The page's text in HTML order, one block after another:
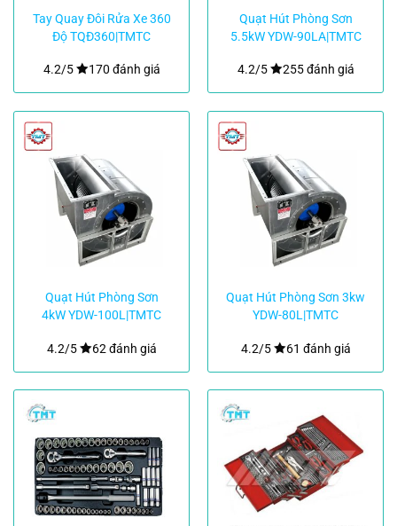
Tay Quay Đôi Rửa Xe 360
Độ TQĐ360|TMTC
4.2/5 170 đánh giá
Quạt Hút Phòng Sơn
5.5kW YDW-90LA|TMTC
4.2/5 255 đánh giá
Quạt Hút Phòng Sơn
4kW YDW-100L|TMTC
4.2/5 62 đánh giá
Quạt Hút Phòng Sơn 3kw
YDW-80L|TMTC
4.2/5 61 đánh giá